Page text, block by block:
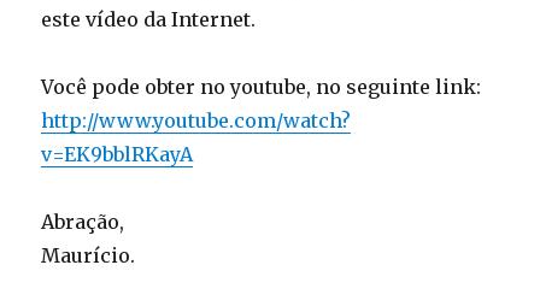
este vídeo da Internet.
Você pode obter no youtube, no seguinte link:
http://www.youtube.com/watch?
v=EK9bblRKayA
Abração,
Maurício.